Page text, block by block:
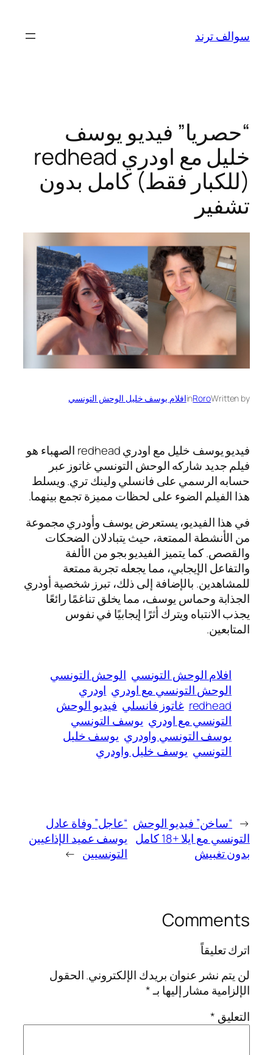
المحتوى
سوالف ترند
“حصريا” فيديو يوسف
خليل مع اودري redhead
(للكبار فقط) كامل بدون
تشفير
Written by
Roro
inافلام يوسف خليل الوحش التونسي
فيديو يوسف خليل مع اودري redhead الصهباء هو
فيلم جديد شاركه الوحش التونسي غاتوز عبر
حسابه الرسمي على فانسلي ولينك تري. ويسلط
هذا الفيلم الضوء على لحظات مميزة تجمع بينهما.
في هذا الفيديو، يستعرض يوسف وأودري مجموعة
من الأنشطة الممتعة، حيث يتبادلان الضحكات
والقصص. كما يتميز الفيديو بجو من الألفة
والتفاعل الإيجابي، مما يجعله تجربة ممتعة
للمشاهدين. بالإضافة إلى ذلك، تبرز شخصية أودري
الجذابة وحماس يوسف، مما يخلق تناغمًا رائعًا
يجذب الانتباه ويترك أثرًا إيجابيًا في نفوس
المتابعين.
افلام الوحش التونسي الوحش التونسي
الوحش التونسي مع اودري اودري
redhead غاتوز فانسلي فيديو الوحش
التونسي مع اودري يوسف التونسي
يوسف التونسي واودري يوسف خليل
التونسي يوسف خليل واودري
← “ساخن” فيديو الوحش
التونسي مع ايلا +18 كامل
بدون تغبيش
“عاجل” وفاة عادل
يوسف عميد الإذاعيين
التونسيين →
Comments
اترك تعليقاً
لن يتم نشر عنوان بريدك الإلكتروني.الحقول
الإلزامية مشار إليها بـ*
التعليق *